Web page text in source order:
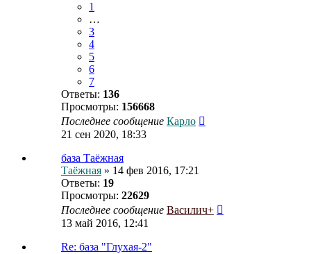
1
…
3
4
5
6
7
Ответы: 136
Просмотры: 156668
Последнее сообщение Карло
21 сен 2020, 18:33
база Таёжная
Таёжная » 14 фев 2016, 17:21
Ответы: 19
Просмотры: 22629
Последнее сообщение Василич+
13 май 2016, 12:41
Re: база "Глухая-2"